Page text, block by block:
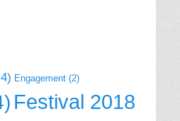
Engagement (2)
Festival 2018